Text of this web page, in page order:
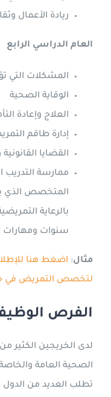
ريادة الأعمال
العام الدراسي الرابع
المشكلات التي
الوقاية الصحية
العلاج وإعادة
إدارة طاقم
القضايا
ممارسة التدريب
المتخصص الذي
بالرعاية
سنوات ومهارات
مثال: اضغط هنا
لتخصص التمريض في
الفرص
لدى الخريجين
الصحية العامة
تطلب العديد من الدول